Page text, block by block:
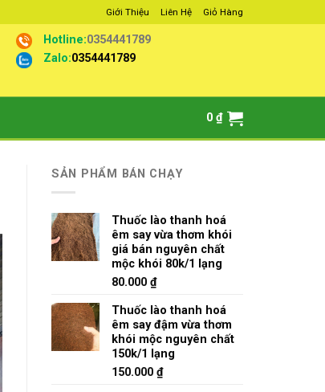
Giới Thiệu Liên Hệ Giỏ Hàng
Hotline:0354441789
Zalo:0354441789
0₫
SẢN PHẨM BÁN CHẠY
Thuốc lào thanh hoá
êm say vừa thơm khói
giá bán nguyên chất
mộc khói 80k/1 lạng
80.000 ₫
Thuốc lào thanh hoá
êm say đậm vừa thơm
khói mộc nguyên chất
150k/1 lạng
150.000 ₫